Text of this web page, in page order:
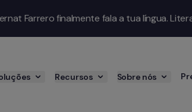
Farrero finalmente fala a tua língua.
Recursos Sobre nós